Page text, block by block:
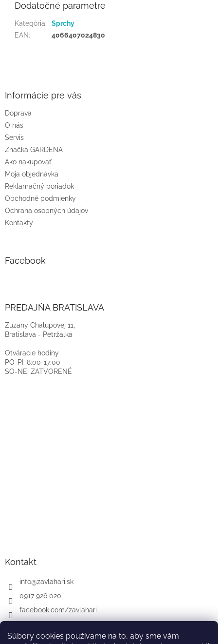
Súbory cookies používame na to, aby sme vám
Dodatočné parametre
Kategória:
Sprchy
EAN: 4066407024830
e
Informácie pre vás
Doprava
O nás
Servis
Značka GARDENA
Ako nakupovať
Moja objednávka
Reklamačný poriadok
Obchodné podmienky
Ochrana osobných údajov
Kontakty
Facebook
PREDAJŇA BRATISLAVA
Zuzany Chalupovej 11,
Bratislava - Petržalka
Otváracie hodiny
PO-PI: 8:00-17:00
SO-NE: ZATVORENÉ
Kontakt
info@zavlahari.sk
0917 926 020
facebook.com/zavlahari